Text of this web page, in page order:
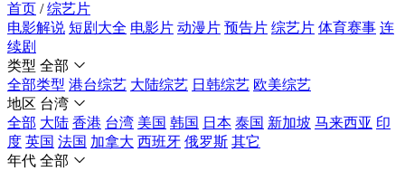
首页 /综艺片
电影解说 短剧大全 电影片 动漫片 预告片 综艺片 体育赛事 连
续剧
类型 全部
全部类型 港台综艺 大陆综艺 日韩综艺 欧美综艺
地区 台湾
全部 大陆 香港 台湾 美国 韩国 日本 泰国 新加坡 马来西亚 印
度 英国 法国 加拿大 西班牙 俄罗斯 其它
年代 全部